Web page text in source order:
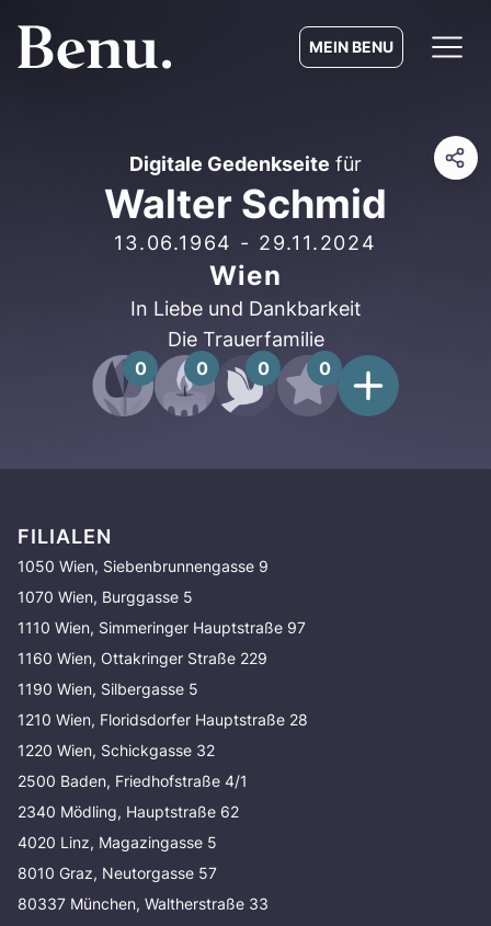
MEIN BENU
Digitale Gedenkseite für
Walter Schmid
13.06.1964 - 29.11.2024
Wien
In Liebe und Dankbarkeit
Die Trauerfamilie
0 0 0 0
FILIALEN
1050 Wien, Siebenbrunnengasse 9
1070 Wien, Burggasse 5
1110 Wien, Simmeringer Hauptstraße 97
1160 Wien, Ottakringer Straße 229
1190 Wien, Silbergasse 5
1210 Wien, Floridsdorfer Hauptstraße 28
1220 Wien, Schickgasse 32
2500 Baden, Friedhofstraße 4/1
2340 Mödling, Hauptstraße 62
4020 Linz, Magazingasse 5
8010 Graz, Neutorgasse 57
80337 München, Waltherstraße 33